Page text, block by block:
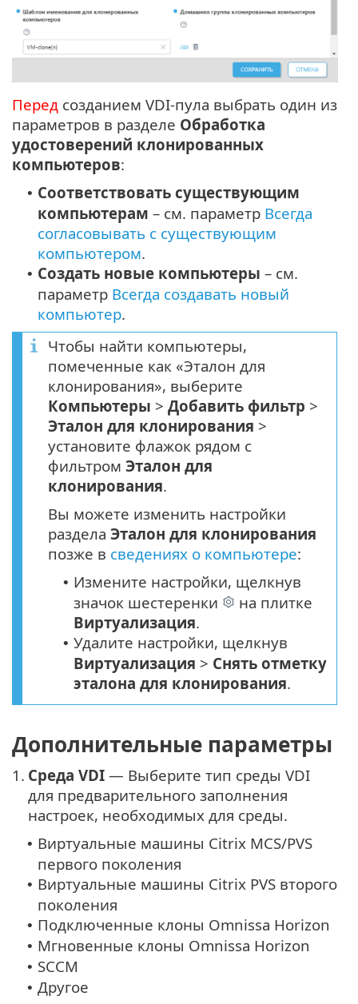
Перед созданием VDI-пула выбрать один из
параметров в разделе Обработка
удостоверений клонированных
компьютеров:
• Соответствовать существующим
компьютерам – см. параметр Всегда
согласовывать с существующим
компьютером.
• Создать новые компьютеры – см.
параметр Всегда создавать новый
компьютер.
Чтобы найти компьютеры,
помеченные как «Эталон для
клонирования», выберите
Компьютеры > Добавить фильтр >
Эталон для клонирования >
установите флажок рядом с
фильтром Эталон для
клонирования.
Вы можете изменить настройки
раздела Эталон для клонирования
позже в сведениях о компьютере:
• Измените настройки, щелкнув
значок шестеренки
на плитке
Виртуализация.
• Удалите настройки, щелкнув
Виртуализация > Снять отметку
эталона для клонирования.
Дополнительные параметры
1. Среда VDI — Выберите тип среды VDI
для предварительного заполнения
настроек, необходимых для среды.
• Виртуальные машины Citrix MCS/PVS
первого поколения
• Виртуальные машины Citrix PVS второго
поколения
• Подключенные клоны Omnissa Horizon
• Мгновенные клоны Omnissa Horizon
• SCCM
• Другое